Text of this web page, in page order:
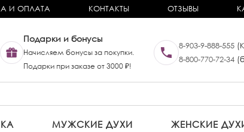
И ОПЛАТА КОНТАКТЫ ОТЗЫВЫ
Подарки и бонусы
Начисляем бонусы за покупки.
Подарки при заказе от 3000 ₽!
8-903-9-888-555
8-800-770-72-34
МУЖСКИЕ ДУХИ ЖЕНСКИЕ